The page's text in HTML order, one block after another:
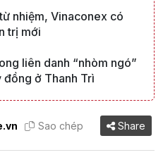
nhiệm, Vinaconex có
trị mới
liên danh “nhòm ngó”
ở Thanh Trì
Sao chép Share